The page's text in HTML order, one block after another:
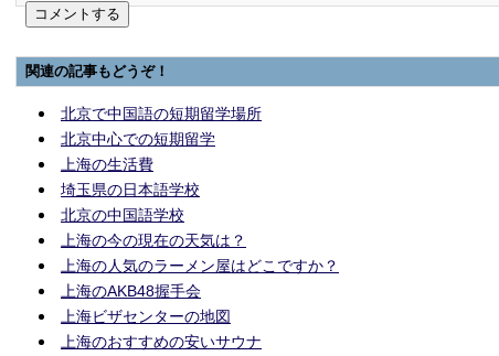
関連の記事もどうぞ！
北京で中国語の短期留学場所
北京中心での短期留学
上海の生活費
埼玉県の日本語学校
北京の中国語学校
上海の今の現在の天気は？
上海の人気のラーメン屋はどこですか？
上海のAKB48握手会
上海ビザセンターの地図
上海のおすすめの安いサウナ